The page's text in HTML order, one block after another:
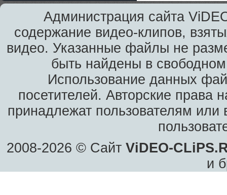
Администрация сайта
содержание видео-клипов,
видео. Указанные файлы не
быть найдены в
Использование данных
посетителей. Авторские права
принадлежат пользователям или
2008-2026 © Сайт ViDEO-
и